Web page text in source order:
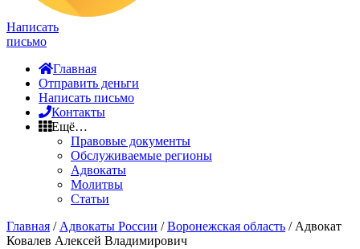
Написать
письмо
Главная
Отправить деньги
Написать письмо
Контакты
Ещё…
Правовые документы
Обслуживаемые регионы
Адвокаты
Молитвы
Статьи
Главная / Адвокаты России /Воронежская область / Адвокат
Ковалев Алексей Владимирович